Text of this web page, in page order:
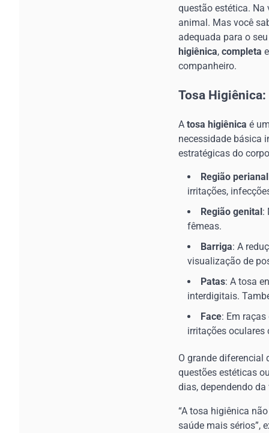
questão estética. Na
animal. Mas você
adequada para o
higiênica, completa
companheiro.
Tosa
A tosa higiênica é
necessidade básica
estratégicas do
Região perianal
irritações,
Região genital:
fêmeas.
Barriga: A
visualização de
Patas: A tosa
interdigitais.
Face: Em
irritações
O grande diferencial
questões estéticas
dias, dependendo
“A tosa higiênica
saúde mais sérios”,